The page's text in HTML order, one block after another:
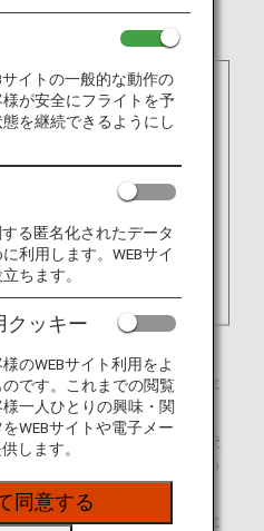
る、重大な感染症の方または
してご搭乗いただけません。
ンフルエンザ・風疹など学校
の出席停止期間中に該当する
適しておりません。
がないと認められた場合には
イトの一般的な動作の
が安全にフライトを予
を継続できるようにし
る匿名化されたデータ
利用します。WEBサイ
ちます。
クッキー
のWEBサイト利用をよ
です。これまでの閲覧
一人ひとりの興味・関
WEBサイトや電子メー
します。
同意する